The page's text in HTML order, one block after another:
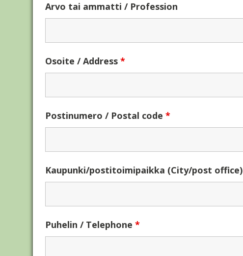
Arvo tai ammatti / Profession
Osoite / Address *
Postinumero / Postal code *
Kaupunki/postitoimipaikka (City/post office)
Puhelin / Telephone *